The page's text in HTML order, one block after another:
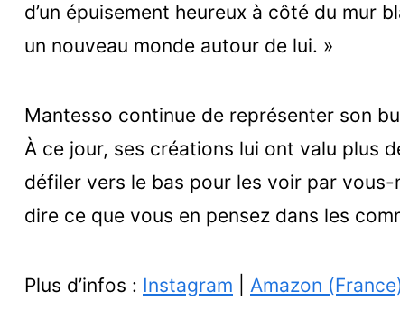
d’un épuisement heureux à côté du mur
un nouveau monde autour de lui. »
Mantesso continue de représenter son
À ce jour, ses créations lui ont valu plus
défiler vers le bas pour les voir par
dire ce que vous en pensez dans les
Plus d’infos : Instagram Amazon